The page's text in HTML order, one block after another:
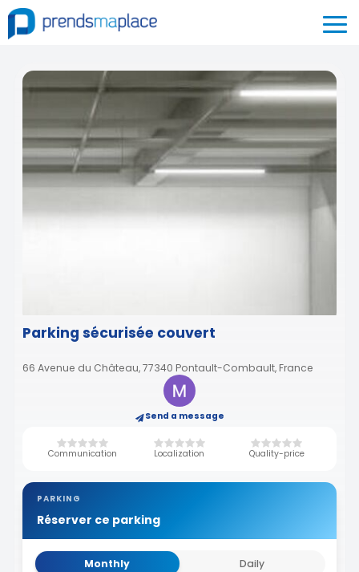
Parking sécurisée couvert
66 Avenue du Château, 77340 Pontault-Combault, France
Send a message
Communication Localization Quality-price
PARKING
Réserver ce parking
Monthly
Daily